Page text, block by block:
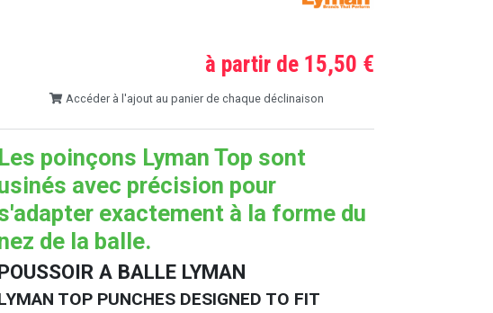
à partir de 15,50 €
Accéder à l'ajout au panier de chaque déclinaison
Les poinçons Lyman Top sont
avec précision pour
exactement à la forme du
de la balle.
A BALLE LYMAN
TOP PUNCHES DESIGNED TO FIT